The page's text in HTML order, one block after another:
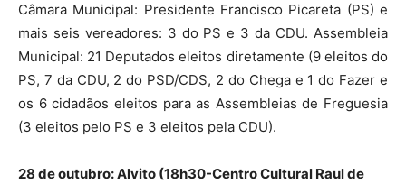
Câmara Municipal: Presidente Francisco Picareta (PS) e
mais seis vereadores: 3 do PS e 3 da CDU. Assembleia
Municipal: 21 Deputados eleitos diretamente (9 eleitos do
PS, 7 da CDU, 2 do PSD/CDS, 2 do Chega e 1 do Fazer e
os 6 cidadãos eleitos para as Assembleias de Freguesia
(3 eleitos pelo PS e 3 eleitos pela CDU).
28 de outubro: Alvito (18h30-Centro Cultural Raul de